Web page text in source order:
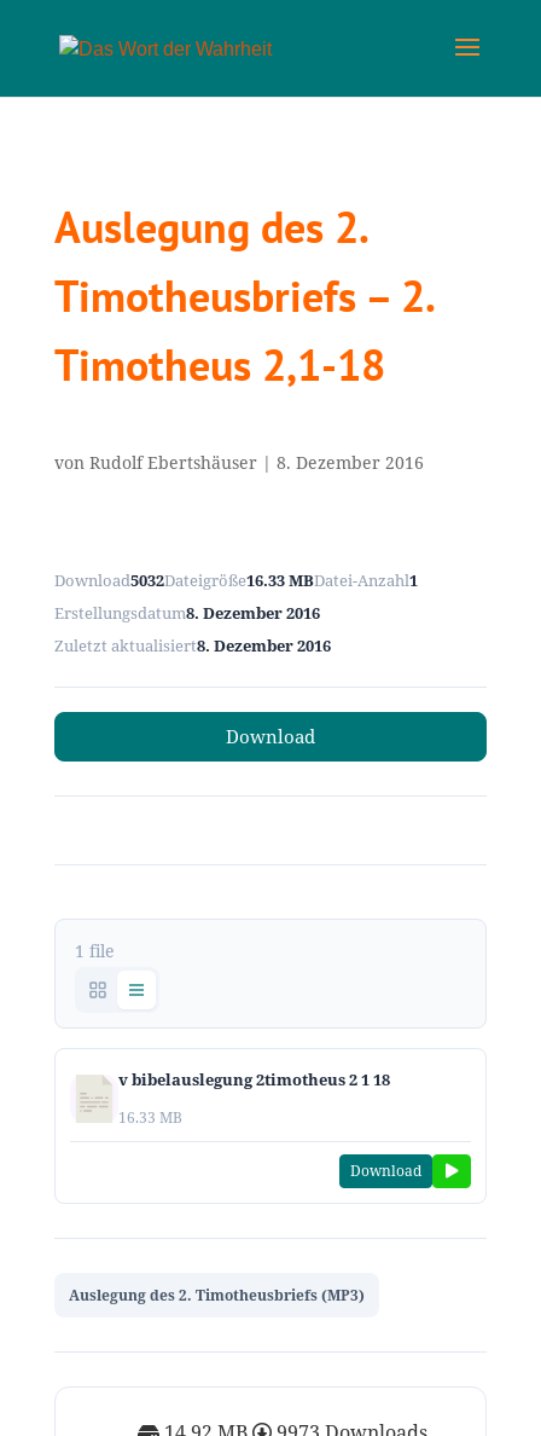
Auslegung des 2.
Timotheusbriefs – 2.
Timotheus 2,1-18
von Rudolf Ebertshäuser| 8. Dezember 2016
Download5032Dateigröße16.33 MBDatei-Anzahl1
Erstellungsdatum8. Dezember 2016
Zuletzt aktualisiert8. Dezember 2016
Download
1 file
v bibelauslegung 2timotheus 2 1 18
16.33 MB
Download
Auslegung des 2. Timotheusbriefs (MP3)